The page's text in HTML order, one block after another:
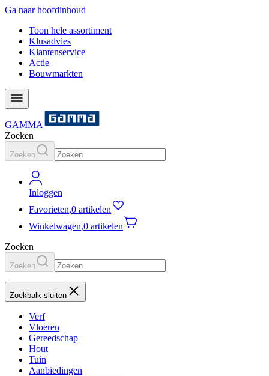
Ga naar hoofdinhoud
Toon hele assortiment
Klusadvies
Klantenservice
Actie
Bouwmarkten
GAMMA
Zoeken
Zoeken
Inloggen
Favorieten,0 artikelen
Winkelwagen,0 artikelen
Zoeken
Zoeken
Zoekbalk sluiten
Verf
Vloeren
Gereedschap
Hout
Tuin
Aanbiedingen